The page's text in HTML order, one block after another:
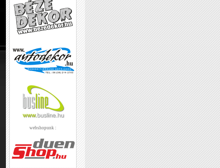
webshopunk :